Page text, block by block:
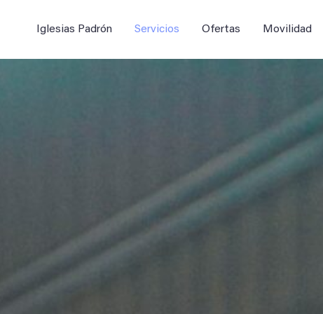
Iglesias Padrón Servicios Ofertas Movilidad